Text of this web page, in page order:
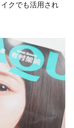
クでも活用され